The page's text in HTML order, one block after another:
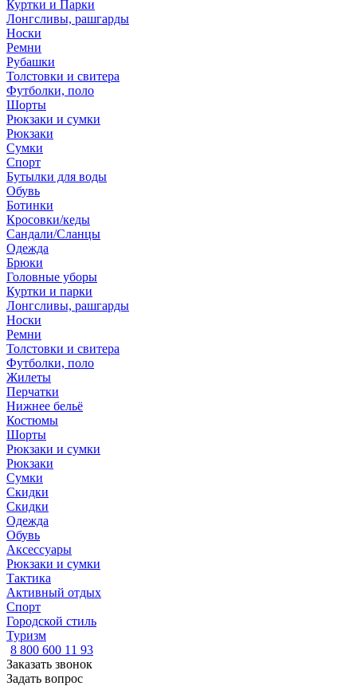
Куртки и Парки
Лонгсливы, рашгарды
Носки
Ремни
Рубашки
Толстовки и свитера
Футболки, поло
Шорты
Рюкзаки и сумки
Рюкзаки
Сумки
Спорт
Бутылки для воды
Обувь
Ботинки
Кросовки/кеды
Сандали/Сланцы
Одежда
Брюки
Головные уборы
Куртки и парки
Лонгсливы, рашгарды
Носки
Ремни
Толстовки и свитера
Футболки, поло
Жилеты
Перчатки
Нижнее бельё
Костюмы
Шорты
Рюкзаки и сумки
Рюкзаки
Сумки
Скидки
Скидки
Одежда
Обувь
Аксессуары
Рюкзаки и сумки
Тактика
Активный отдых
Спорт
Городской стиль
Туризм
8 800 600 11 93
Заказать звонок
Задать вопрос